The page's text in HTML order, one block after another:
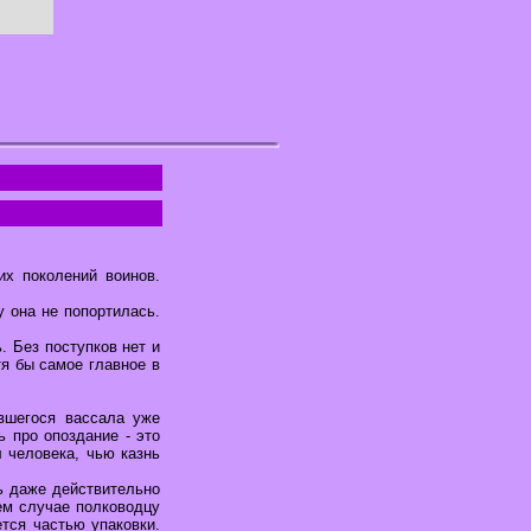
поколений воинов.
не попортилась.
Без поступков нет и
бы самое главное в
вассала уже
про опоздание - это
человека, чью казнь
даже действительно
случае полководцу
частью упаковки.